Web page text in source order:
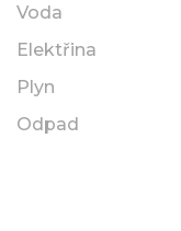
Voda
Elektřina
Plyn
Odpad